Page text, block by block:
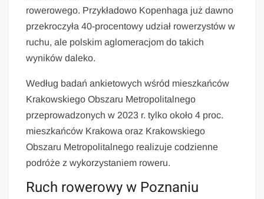
rowerowego. Przykładowo Kopenhaga już dawno
przekroczyła 40-procentowy udział rowerzystów w
ruchu, ale polskim aglomeracjom do takich
wyników daleko.
Według badań ankietowych wśród mieszkańców
Krakowskiego Obszaru Metropolitalnego
przeprowadzonych w 2023 r. tylko około 4 proc.
mieszkańców Krakowa oraz Krakowskiego
Obszaru Metropolitalnego realizuje codzienne
podróże z wykorzystaniem roweru.
Ruch rowerowy w Poznaniu